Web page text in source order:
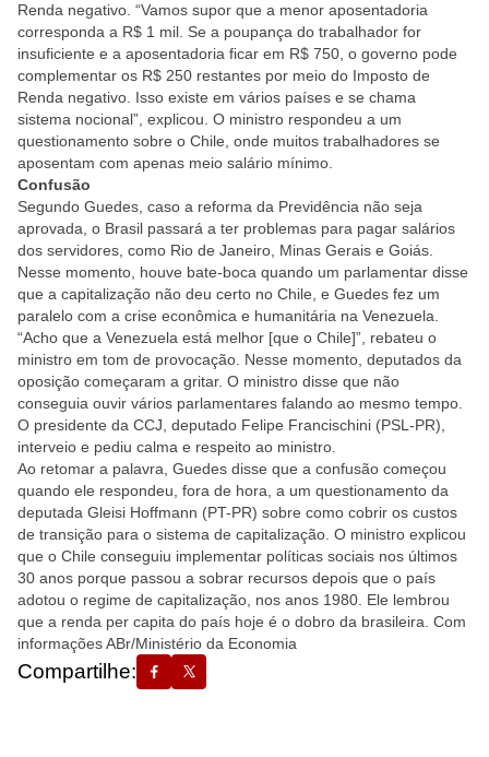
Renda negativo. “Vamos supor que a menor aposentadoria
corresponda a R$ 1 mil. Se a poupança do trabalhador for
insuficiente e a aposentadoria ficar em R$ 750, o governo pode
complementar os R$ 250 restantes por meio do Imposto de
Renda negativo. Isso existe em vários países e se chama
sistema nocional”, explicou. O ministro respondeu a um
questionamento sobre o Chile, onde muitos trabalhadores se
aposentam com apenas meio salário mínimo.
Confusão
Segundo Guedes, caso a reforma da Previdência não seja
aprovada, o Brasil passará a ter problemas para pagar salários
dos servidores, como Rio de Janeiro, Minas Gerais e Goiás.
Nesse momento, houve bate-boca quando um parlamentar disse
que a capitalização não deu certo no Chile, e Guedes fez um
paralelo com a crise econômica e humanitária na Venezuela.
“Acho que a Venezuela está melhor [que o Chile]”, rebateu o
ministro em tom de provocação. Nesse momento, deputados da
oposição começaram a gritar. O ministro disse que não
conseguia ouvir vários parlamentares falando ao mesmo tempo.
O presidente da CCJ, deputado Felipe Francischini (PSL-PR),
interveio e pediu calma e respeito ao ministro.
Ao retomar a palavra, Guedes disse que a confusão começou
quando ele respondeu, fora de hora, a um questionamento da
deputada Gleisi Hoffmann (PT-PR) sobre como cobrir os custos
de transição para o sistema de capitalização. O ministro explicou
que o Chile conseguiu implementar políticas sociais nos últimos
30 anos porque passou a sobrar recursos depois que o país
adotou o regime de capitalização, nos anos 1980. Ele lembrou
que a renda per capita do país hoje é o dobro da brasileira. Com
informações ABr/Ministério da Economia
Compartilhe: